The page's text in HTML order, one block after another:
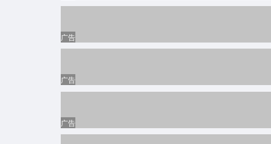
广告
广告
广告